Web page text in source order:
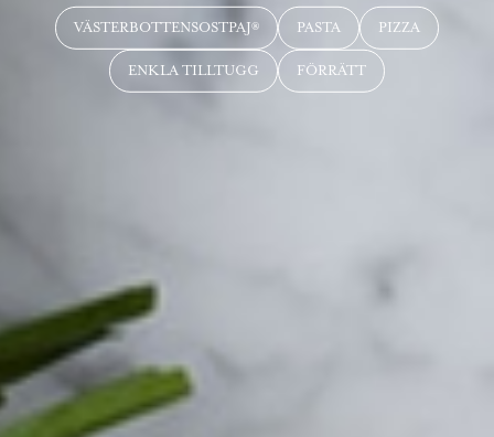
VÄSTERBOTTENSOSTPAJ® PASTA PIZZA
ENKLA TILLTUGG FÖRRÄTT